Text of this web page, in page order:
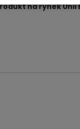
na rynek Unii